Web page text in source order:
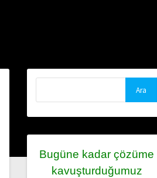
Bugüne kadar çözüme
kavuşturduğumuz